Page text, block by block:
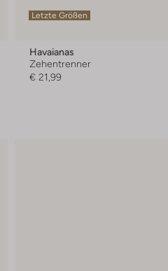
Letzte Größen
Havaianas
Zehentrenner
€ 21,99